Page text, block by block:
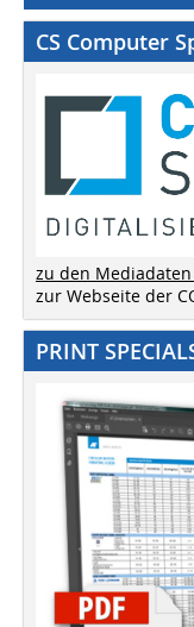
CS Computer
zu den Mediadaten
zur Webseite der
PRINT